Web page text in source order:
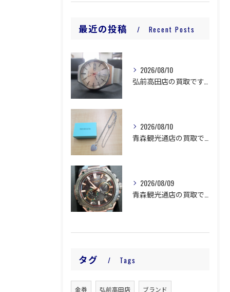
最近の投稿 Recent Posts
2026/08/10
2026/08/10
2026/08/09
タグ Tags
金券 弘前高田店 ブランド